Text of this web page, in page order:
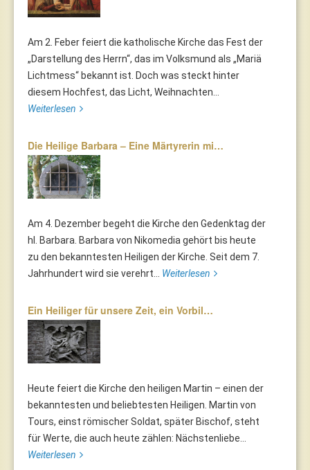
Am 2. Feber feiert die katholische Kirche das Fest der
„Darstellung des Herrn“, das im Volksmund als „Mariä
Lichtmess“ bekannt ist. Doch was steckt hinter
diesem Hochfest, das Licht, Weihnachten...
Weiterlesen
Die Heilige Barbara – Eine Märtyrerin mi…
Am 4. Dezember begeht die Kirche den Gedenktag der
hl. Barbara. Barbara von Nikomedia gehört bis heute
zu den bekanntesten Heiligen der Kirche. Seit dem 7.
Jahrhundert wird sie verehrt... Weiterlesen
Ein Heiliger für unsere Zeit, ein Vorbil…
Heute feiert die Kirche den heiligen Martin – einen der
bekanntesten und beliebtesten Heiligen. Martin von
Tours, einst römischer Soldat, später Bischof, steht
für Werte, die auch heute zählen: Nächstenliebe...
Weiterlesen